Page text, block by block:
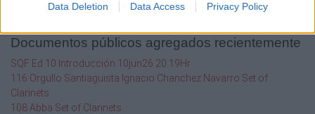
Data Deletion Data Access Privacy Policy
Documentos públicos agregados recientemente
SQF Ed 10 Introducción 10jun26 20.19Hr
116 Orgullo Santiaguista Ignacio Chanchez Navarro Set of
Clarinets
108 Abba Set of Clarinets